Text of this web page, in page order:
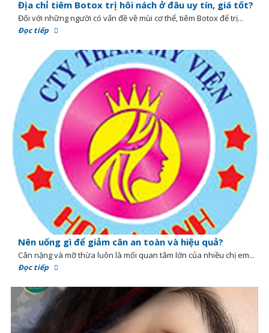
Địa chỉ tiêm Botox trị hôi nách ở đâu uy tín, giá tốt?
Đối với những người có vấn đề về mùi cơ thể, tiêm Botox để trị...
Đọc tiếp
Nên uống gì để giảm cân an toàn và hiệu quả?
Cân nặng và mỡ thừa luôn là mối quan tâm lớn của nhiều chị em...
Đọc tiếp